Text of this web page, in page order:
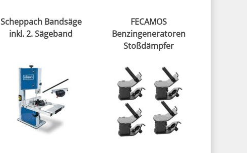
Scheppach Bandsäge
inkl. 2. Sägeband
FECAMOS
Benzingeneratoren
Stoßdämpfer